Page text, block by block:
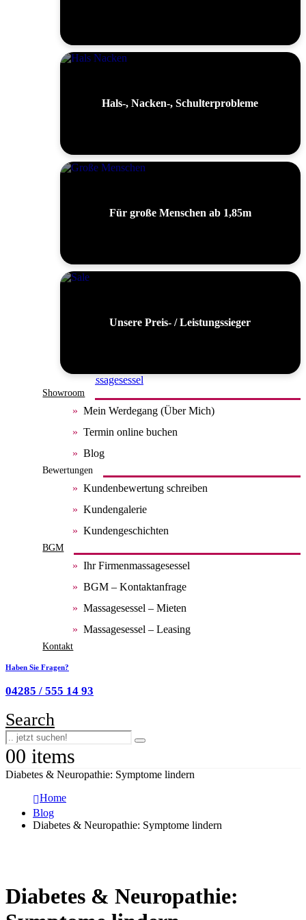
Hals-, Nacken-, Schulterprobleme
Für große Menschen ab 1,85m
Unsere Preis- / Leistungssieger
Alle Massagesessel
Showroom
Mein Werdegang (Über Mich)
Termin online buchen
Blog
Bewertungen
Kundenbewertung schreiben
Kundengalerie
Kundengeschichten
BGM
Ihr Firmenmassagesessel
BGM – Kontaktanfrage
Massagesessel – Mieten
Massagesessel – Leasing
Kontakt
Haben Sie Fragen?
04285 / 555 14 93
Search
00 items
Diabetes & Neuropathie: Symptome lindern
Home
Blog
Diabetes & Neuropathie: Symptome lindern
Diabetes & Neuropathie: